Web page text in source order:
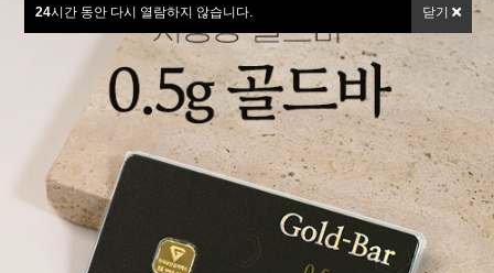
24시간 동안 다시 열람하지 않습니다. 닫기